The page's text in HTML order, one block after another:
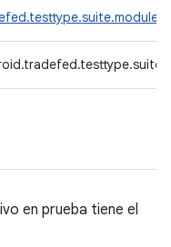
en prueba tiene el